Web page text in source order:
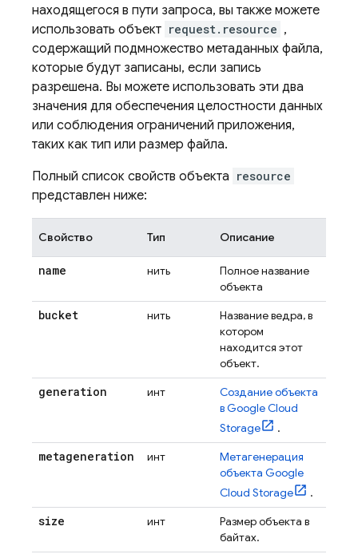
находящегося в пути запроса, вы также можете
использовать объект request.resource ,
содержащий подмножество метаданных файла,
которые будут записаны, если запись
разрешена. Вы можете использовать эти два
значения для обеспечения целостности данных
или соблюдения ограничений приложения,
таких как тип или размер файла.
Полный список свойств объекта resource
представлен ниже:
Свойство Тип Описание
name нить
Полное название
объекта
bucket нить
Название ведра, в
котором
находится этот
объект.
generation инт
Создание объекта
вGoogle Cloud
Storage
.
metageneration инт
Метагенерация
объекта Google
Cloud Storage
.
size инт
Размер объекта в
байтах.